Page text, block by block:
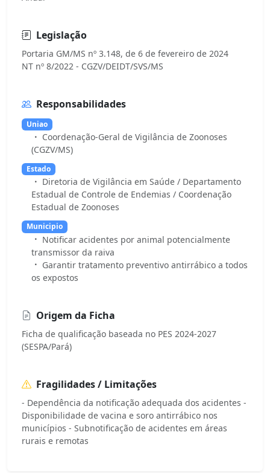
Legislação
Portaria GM/MS nº 3.148, de 6 de fevereiro de 2024
Responsabilidades
Uniao
Coordenação-Geral de Vigilância de Zoonoses
(CGZV/MS)
Estado
Diretoria de Vigilância em Saúde / Departamento
Estadual de Controle de Endemias / Coordenação
Estadual de Zoonoses
Municipio
Notificar acidentes por animal potencialmente
transmissor da raiva
Garantir tratamento preventivo antirrábico a todos
os expostos
Origem da Ficha
Ficha de qualificação baseada no PES 2024-2027
(SESPA/Pará)
Fragilidades / Limitações
- Dependência da notificação adequada dos acidentes -
Disponibilidade de vacina e soro antirrábico nos
municípios - Subnotificação de acidentes em áreas
rurais e remotas